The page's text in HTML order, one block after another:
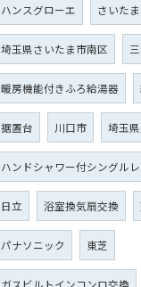
ハンスグローエ さいた
埼玉県さいたま市南区
暖房機能付きふろ給湯器
据置台 川口市 埼玉
ハンドシャワー付シングル
日立 浴室換気扇交換
パナソニック 東芝
ガスビルトインコンロ交換